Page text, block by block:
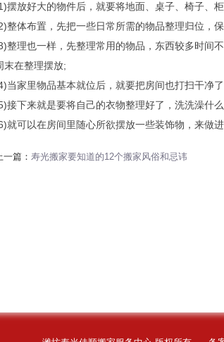
摆放好大的物件后，就要将地面、桌子、椅子、
整体布置，先把一些日常所需的物品整理归位，
整理也一样，先整理常用的物品，东西较多时间
末在整理摆放;
当家里物品基本就位后，就要把房间也打扫干净
接下来就是要将自己的衣物整理好了，洗洗澡什么
就可以在房间里随心所欲摆放一些装饰物，来做进
一篇： 寿光搬家要知道的12个搬家风俗和忌讳